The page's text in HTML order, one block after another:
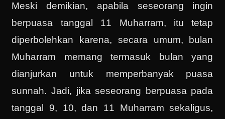
Meski demikian, apabila seseorang ingin
berpuasa tanggal 11 Muharram, itu tetap
diperbolehkan karena, secara umum, bulan
Muharram memang termasuk bulan yang
dianjurkan untuk memperbanyak puasa
sunnah. Jadi, jika seseorang berpuasa pada
tanggal 9, 10, dan 11 Muharram sekaligus,